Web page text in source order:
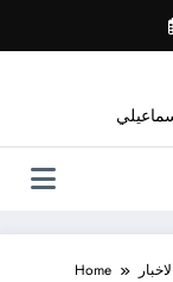
content
Home